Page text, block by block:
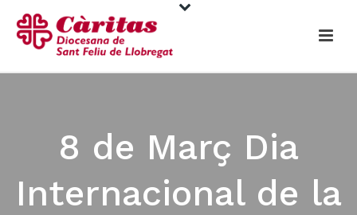
8 de Març Dia
Internacional de la